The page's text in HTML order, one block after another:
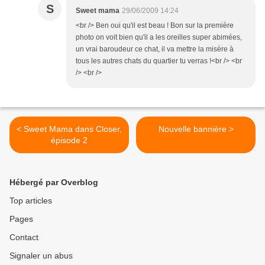
S Sweet mama 29/06/2009 14:24
<br /> Ben oui qu'il est beau ! Bon sur la première
photo on voit bien qu'il a les oreilles super abimées,
un vrai baroudeur ce chat, il va mettre la misère à
tous les autres chats du quartier tu verras !<br /> <br
/> <br />
< Sweet Mama dans Closer,
épisode 2
Nouvelle bannière >
Hébergé par Overblog
Top articles
Pages
Contact
Signaler un abus